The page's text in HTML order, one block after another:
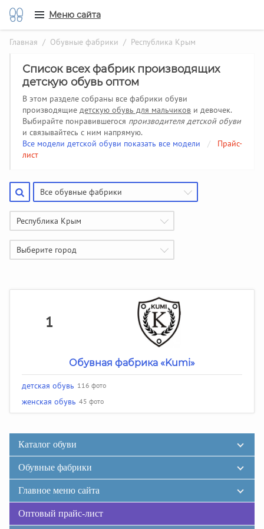
Меню сайта
Главная / Обувные фабрики / Республика Крым
Список всех фабрик производящих
детскую обувь оптом
В этом разделе собраны все фабрики обуви
производящие детскую обувь для мальчиков и девочек.
Выбирайте понравившегося производителя детской обуви
и связывайтесь с ним напрямую.
Все модели детской обуви показать все модели
/
Прайс-
лист
Все обувные фабрики
Республика Крым
Выберите город
1
Обувная фабрика «Kumi»
детская обувь 116 фото
женская обувь 45 фото
Каталог обуви
Обувные фабрики
Главное меню сайта
Оптовый прайс-лист